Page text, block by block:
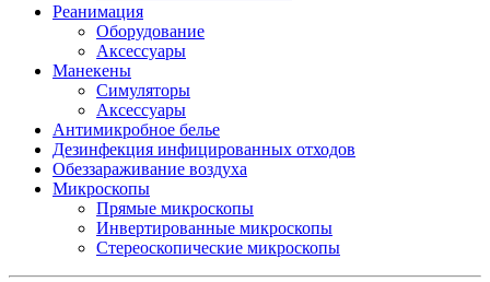
Реанимация
Оборудование
Аксессуары
Манекены
Симуляторы
Аксессуары
Антимикробное белье
Дезинфекция инфицированных отходов
Обеззараживание воздуха
Микроскопы
Прямые микроскопы
Инвертированные микроскопы
Стереоскопические микроскопы